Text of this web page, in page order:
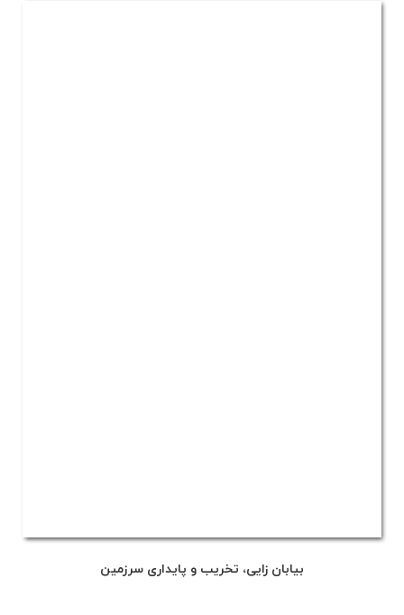
بیابان زایی، تخریب و پایداری سرزمین